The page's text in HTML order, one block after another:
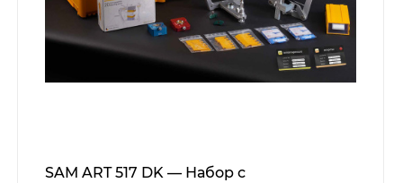
SAM ART 517 DK — Набор с